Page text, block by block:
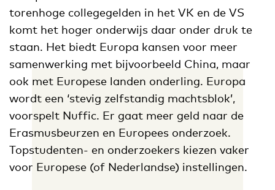
torenhoge collegegelden in het VK en de VS
komt het hoger onderwijs daar onder druk te
staan. Het biedt Europa kansen voor meer
samenwerking met bijvoorbeeld China, maar
ook met Europese landen onderling. Europa
wordt een ‘stevig zelfstandig machtsblok’,
voorspelt Nuffic. Er gaat meer geld naar de
Erasmusbeurzen en Europees onderzoek.
Topstudenten- en onderzoekers kiezen vaker
voor Europese (of Nederlandse) instellingen.